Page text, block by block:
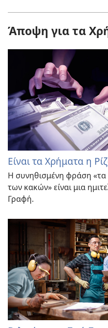
Άποψη για τα
Είναι τα Χρήματα η
Η συνηθισμένη φράση «τα
των κακών» είναι μια
Γραφή.